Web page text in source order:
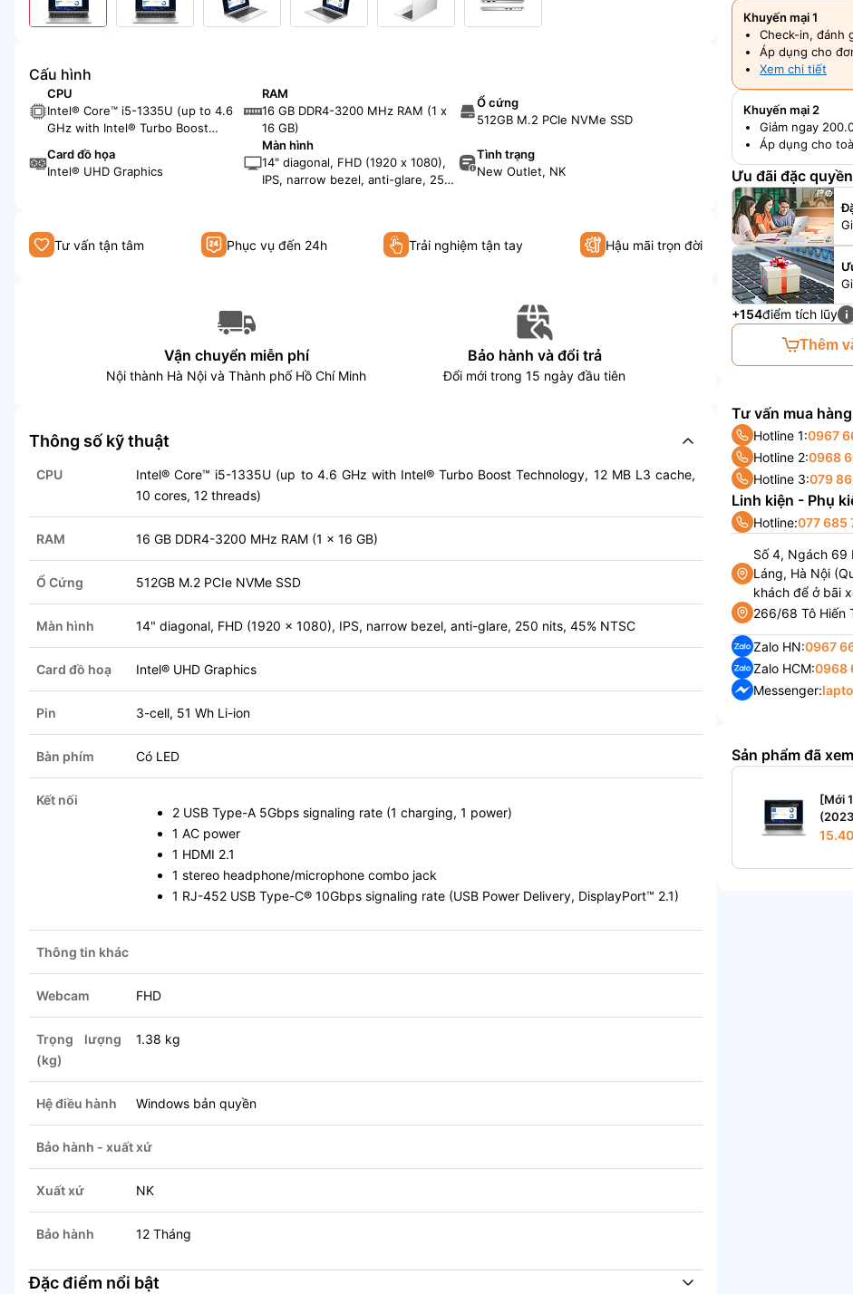
Cấu hình
CPU
Intel® Core™ i5-1335U (up to 4.6
GHz with Intel® Turbo Boost
Technology, 12 MB L3 cache, 10
cores, 12 threads)
RAM
16 GB DDR4-3200 MHz RAM (1 x
16 GB)
Ổ cứng
512GB M.2 PCIe NVMe SSD
Card đồ họa
Intel® UHD Graphics
Màn hình
14" diagonal, FHD (1920 x 1080),
IPS, narrow bezel, anti-glare, 250
Tình trạng
New Outlet, NK
Tư vấn tận tâm Phục vụ đến 24h Trải nghiệm tận tay Hậu mãi trọn đời
Vận chuyển miễn phí
Nội thành Hà Nội và Thành phố Hồ Chí Minh
Bảo hành và đổi trả
Đổi mới trong 15 ngày đầu tiên
Thông số kỹ thuật
CPU
Intel® Core™ i5-1335U (up to 4.6 GHz with Intel® Turbo Boost Technology, 12 MB L3 cache,
10 cores, 12 threads)
RAM 16 GB DDR4-3200 MHz RAM (1 x 16 GB)
Ổ Cứng 512GB M.2 PCIe NVMe SSD
Màn hình 14" diagonal, FHD (1920 x 1080), IPS, narrow bezel, anti-glare, 250 nits, 45% NTSC
Card đồ hoạ Intel® UHD Graphics
Pin 3-cell, 51 Wh Li-ion
Bàn phím Có LED
Kết nối
2 USB Type-A 5Gbps signaling rate (1 charging, 1 power)
1 AC power
1 HDMI 2.1
1 stereo headphone/microphone combo jack
1 RJ-452 USB Type-C® 10Gbps signaling rate (USB Power Delivery, DisplayPort™ 2.1)
Thông tin khác
Webcam FHD
Trọng lượng
(kg)
1.38 kg
Hệ điều hành Windows bản quyền
Bảo hành - xuất xứ
Xuất xứ NK
Bảo hành 12 Tháng
Đặc điểm nổi bật
Khuyến mại 1
Check-in, đánh
Áp dụng cho
Xem chi tiết
Khuyến mại 2
Giảm ngay
Áp dụng cho
Ưu đãi đặc quyền
+154điểm tích lũy
Thêm
Tư vấn mua hàng
Hotline 1:0967
Hotline 2:0968
Hotline 3:079
Linh kiện - Phụ
Hotline:077 685
Số 4, Ngách 69
Láng, Hà Nội
khách để ở bãi
266/68 Tô Hiến
Zalo HN:0967
Zalo HCM:0968
Messenger:
Sản phẩm đã xem
[Mới